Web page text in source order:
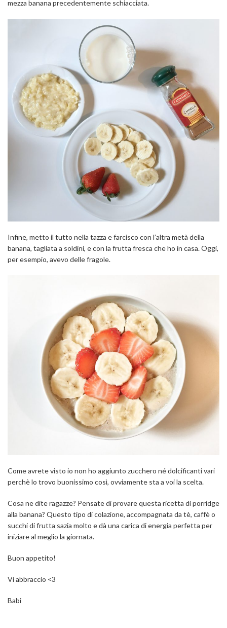
mezza banana precedentemente schiacciata.
Infine, metto il tutto nella tazza e farcisco con l’altra metà della
banana, tagliata a soldini, e con la frutta fresca che ho in casa. Oggi,
per esempio, avevo delle fragole.
Come avrete visto io non ho aggiunto zucchero né dolcificanti vari
perchè lo trovo buonissimo così, ovviamente sta a voi la scelta.
Cosa ne dite ragazze? Pensate di provare questa ricetta di porridge
alla banana? Questo tipo di colazione, accompagnata da tè, caffè o
succhi di frutta sazia molto e dà una carica di energia perfetta per
iniziare al meglio la giornata.
Buon appetito!
Vi abbraccio <3
Babi